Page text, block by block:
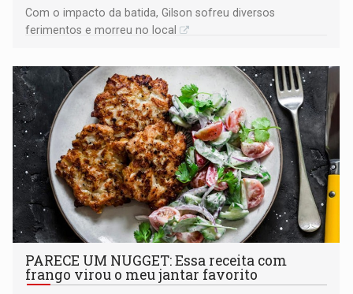
​Com o impacto da batida, Gilson sofreu diversos
ferimentos e morreu no local
PARECE UM NUGGET: Essa receita com
frango virou o meu jantar favorito